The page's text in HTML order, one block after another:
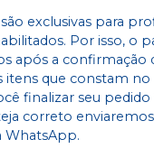
exclusivas para
Por isso, o
após a confirmação
itens que constam no
finalizar seu pedido
correto
WhatsApp.